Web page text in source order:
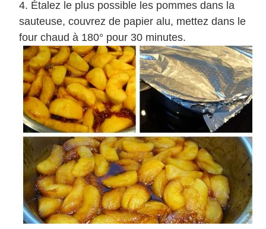
Étalez le plus possible les pommes dans la
sauteuse, couvrez de papier alu, mettez dans le
four chaud à 180° pour 30 minutes.